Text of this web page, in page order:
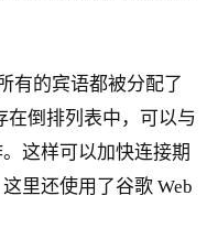
有的宾语都被分配了
在倒排列表中，可以与
这样可以加快连接期
里还使用了谷歌 Web